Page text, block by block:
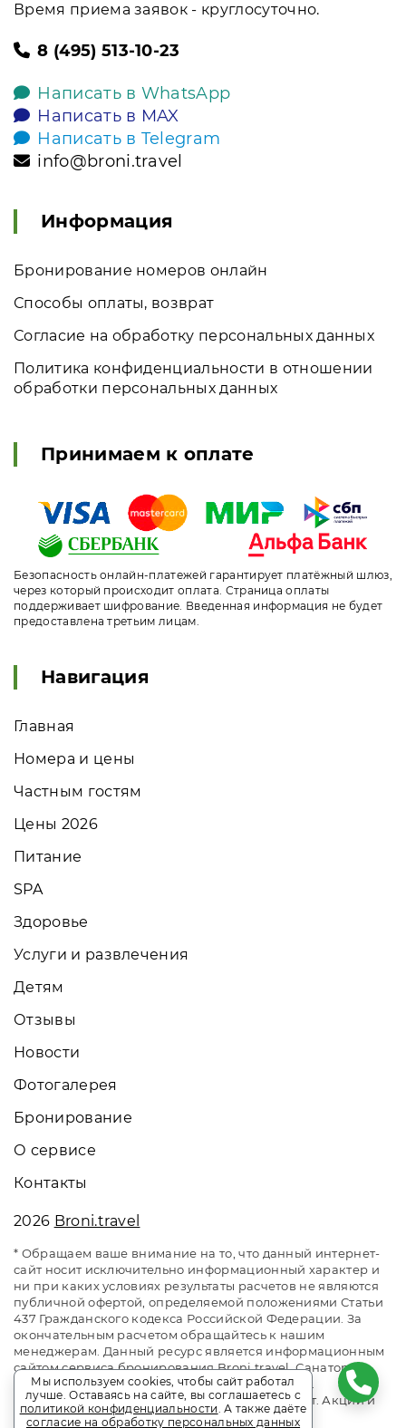
Время приема заявок - круглосуточно.
8 (495) 513-10-23
Написать в WhatsApp
Написать в MAX
Написать в Telegram
info@broni.travel
Информация
Бронирование номеров онлайн
Способы оплаты, возврат
Согласие на обработку персональных данных
Политика конфиденциальности в отношении
обработки персональных данных
Принимаем к оплате
Безопасность онлайн-платежей гарантирует платёжный шлюз,
через который происходит оплата. Страница оплаты
поддерживает шифрование. Введенная информация не будет
предоставлена третьим лицам.
Навигация
Главная
Номера и цены
Частным гостям
Цены 2026
Питание
SPA
Здоровье
Услуги и развлечения
Детям
Отзывы
Новости
Фотогалерея
Бронирование
О сервисе
Контакты
2026 Broni.travel
* Обращаем ваше внимание на то, что данный интернет-
сайт носит исключительно информационный характер и
ни при каких условиях результаты расчетов не являются
публичной офертой, определяемой положениями Статьи
437 Гражданского кодекса Российской Федерации. За
окончательным расчетом обращайтесь к нашим
менеджерам. Данный ресурс является информационным
сайтом сервиса бронирования Broni.travel. Санаторий
«Летцы». Сайт онлайн бронирования номеров.
Актуальные цены, прайс-листы и наличие мест. Акции и
спецпредложения. Выгодное бронирование.
Мы используем cookies, чтобы сайт работал
лучше. Оставаясь на сайте, вы соглашаетесь с
политикой конфиденциальности. А также даёте
согласие на обработку персональных данных